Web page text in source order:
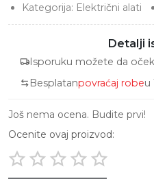
Kategorija: Električni alati
Detalji
Isporuku možete da
Besplatanpovraćaj robeu
Još nema ocena. Budite prvi!
Ocenite ovaj proizvod: